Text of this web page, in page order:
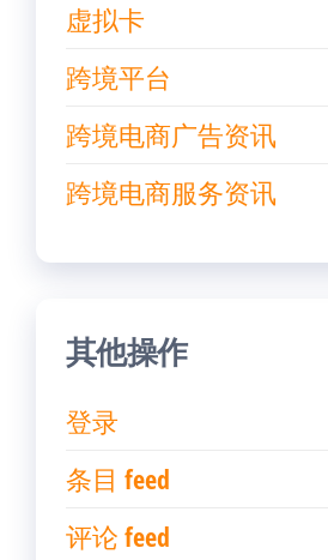
虚拟卡
跨境平台
跨境电商广告资讯
跨境电商服务资讯
其他操作
登录
条目 feed
评论 feed